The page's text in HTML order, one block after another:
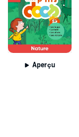
Aperçu